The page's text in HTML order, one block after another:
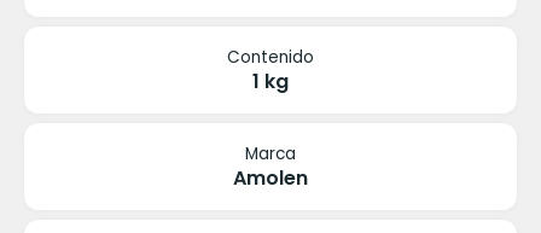
Contenido
1 kg
Marca
Amolen